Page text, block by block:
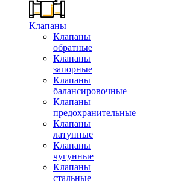
Клапаны
Клапаны
обратные
Клапаны
запорные
Клапаны
балансировочные
Клапаны
предохранительные
Клапаны
латунные
Клапаны
чугунные
Клапаны
стальные